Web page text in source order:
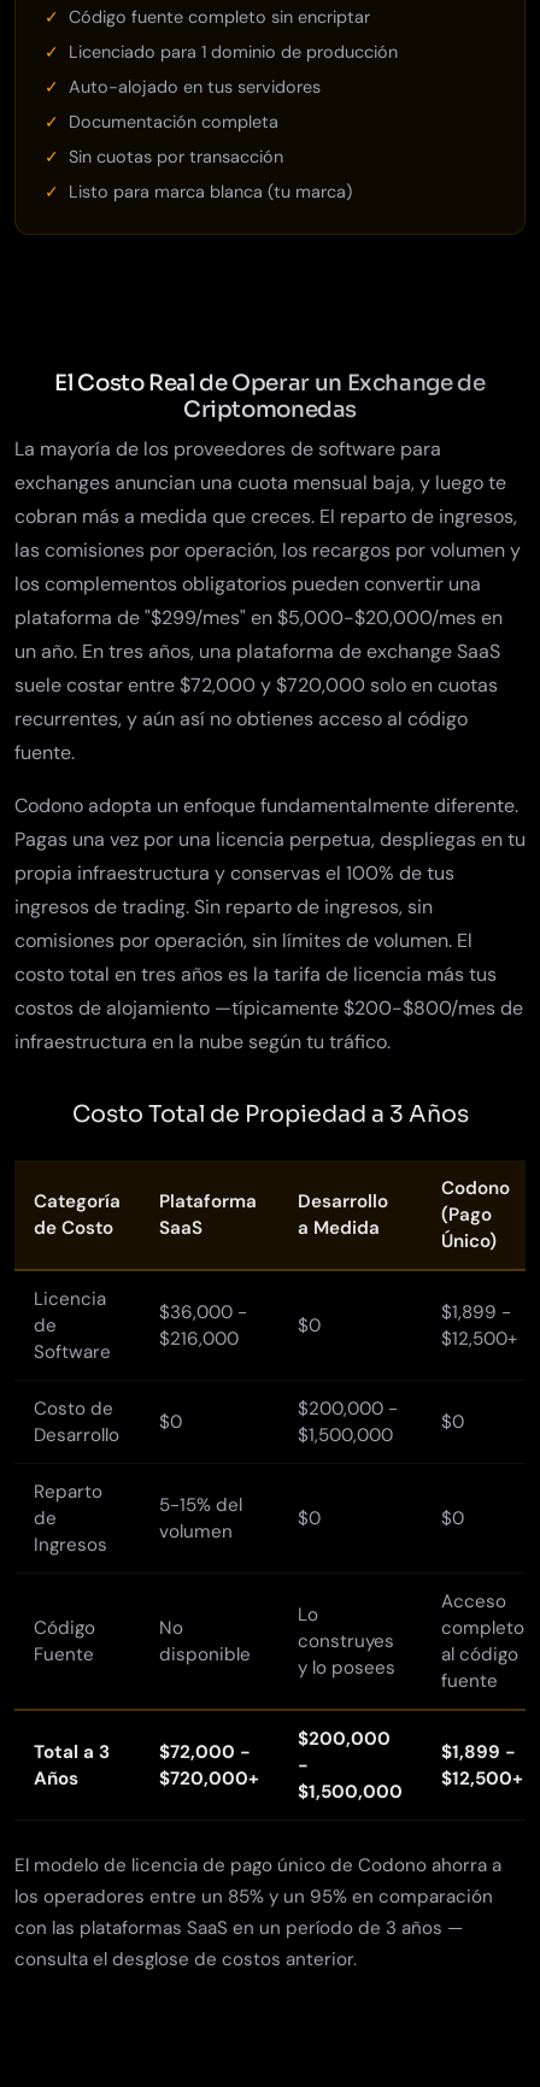
Código fuente completo sin encriptar
Licenciado para 1 dominio de producción
Auto-alojado en tus servidores
Documentación completa
Sin cuotas por transacción
Listo para marca blanca (tu marca)
El Costo Real de Operar un Exchange de
Criptomonedas
La mayoría de los proveedores de software para
exchanges anuncian una cuota mensual baja, y luego te
cobran más a medida que creces. El reparto de ingresos,
las comisiones por operación, los recargos por volumen y
los complementos obligatorios pueden convertir una
plataforma de "$299/mes" en $5,000-$20,000/mes en
un año. En tres años, una plataforma de exchange SaaS
suele costar entre $72,000 y $720,000 solo en cuotas
recurrentes, y aún así no obtienes acceso al código
fuente.
Codono adopta un enfoque fundamentalmente diferente.
Pagas una vez por una licencia perpetua, despliegas en tu
propia infraestructura y conservas el 100% de tus
ingresos de trading. Sin reparto de ingresos, sin
comisiones por operación, sin límites de volumen. El
costo total en tres años es la tarifa de licencia más tus
costos de alojamiento —típicamente $200-$800/mes de
infraestructura en la nube según tu tráfico.
Costo Total de Propiedad a 3 Años
Categoría
de Costo
Plataforma
SaaS
Desarrollo
a Medida
Codono
(Pago
Único)
Licencia
de
Software
$36,000 -
$216,000
$0
$1,899 -
$12,500+
Costo de
Desarrollo
$0
$200,000 -
$1,500,000
$0
Reparto
de
Ingresos
5-15% del
volumen
$0 $0
Código
Fuente
No
disponible
Lo
construyes
y lo posees
Acceso
completo
al código
fuente
Total a 3
Años
$72,000 -
$720,000+
$200,000
-
$1,500,000
$1,899 -
$12,500+
El modelo de licencia de pago único de Codono ahorra a
los operadores entre un 85% y un 95% en comparación
con las plataformas SaaS en un período de 3 años —
consulta el desglose de costos anterior.